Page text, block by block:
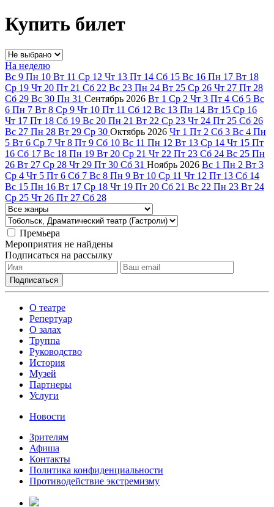
Купить билет
На неделю
Вс 9 Пн 10 Вт 11 Ср 12 Чт 13 Пт 14 Сб 15 Вс 16 Пн 17 Вт 18
Ср 19 Чт 20 Пт 21 Сб 22 Вс 23 Пн 24 Вт 25 Ср 26 Чт 27 Пт 28
Сб 29 Вс 30 Пн 31 Сентябрь 2026 Вт 1 Ср 2 Чт 3 Пт 4 Сб 5 Вс
6 Пн 7 Вт 8 Ср 9 Чт 10 Пт 11 Сб 12 Вс 13 Пн 14 Вт 15 Ср 16
Чт 17 Пт 18 Сб 19 Вс 20 Пн 21 Вт 22 Ср 23 Чт 24 Пт 25 Сб 26
Вс 27 Пн 28 Вт 29 Ср 30 Октябрь 2026 Чт 1 Пт 2 Сб 3 Вс 4 Пн
5 Вт 6 Ср 7 Чт 8 Пт 9 Сб 10 Вс 11 Пн 12 Вт 13 Ср 14 Чт 15 Пт
16 Сб 17 Вс 18 Пн 19 Вт 20 Ср 21 Чт 22 Пт 23 Сб 24 Вс 25 Пн
26 Вт 27 Ср 28 Чт 29 Пт 30 Сб 31 Ноябрь 2026 Вс 1 Пн 2 Вт 3
Ср 4 Чт 5 Пт 6 Сб 7 Вс 8 Пн 9 Вт 10 Ср 11 Чт 12 Пт 13 Сб 14
Вс 15 Пн 16 Вт 17 Ср 18 Чт 19 Пт 20 Сб 21 Вс 22 Пн 23 Вт 24
Ср 25 Чт 26 Пт 27 Сб 28
Премьера
Мероприятия не найдены
Подписаться на рассылку
О театре
Репертуар
О залах
Труппа
Руководство
История
Музей
Партнеры
Услуги
Новости
Зрителям
Афиша
Контакты
Политика конфиденциальности
Противодействие экстремизму